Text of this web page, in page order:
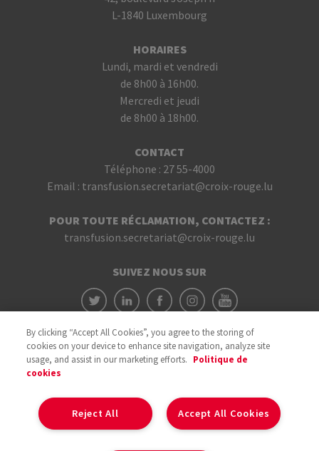
L-1840 Luxembourg
HORAIRES
Lundi, mardi et vendredi
de 8h00 à 16h00.
Mercredi et jeudi
de 8h00 à 18h00.
CONTACT
Téléphone : 27 55-4000
Email : transfusion.secretariat@croix-rouge.lu
POUR TOUTE RÉCLAMATION, CONTACTEZ :
transfusion.secretariat@croix-rouge.lu
SUIVEZ NOUS SUR
By clicking “Accept All Cookies”, you agree to the storing of
cookies on your device to enhance site navigation, analyze site
usage, and assist in our marketing efforts. Politique de
cookies
Accept All Cookies
Reject All